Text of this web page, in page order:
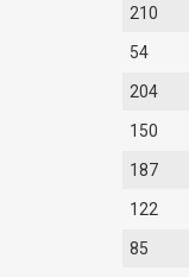
210
54
204
150
187
122
85